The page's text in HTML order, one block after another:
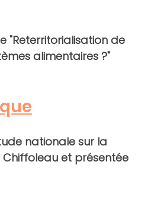
"Reterritorialisation de
alimentaires ?"
nationale sur la
et présentée